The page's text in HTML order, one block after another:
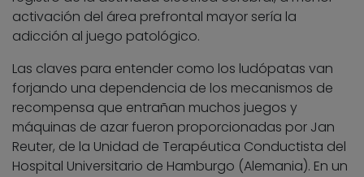
activación del área prefrontal mayor sería la
adicción al juego patológico.
Las claves para entender como los ludópatas van
forjando una dependencia de los mecanismos de
recompensa que entrañan muchos juegos y
máquinas de azar fueron proporcionadas por Jan
Reuter, de la Unidad de Terapéutica Conductista del
Hospital Universitario de Hamburgo (Alemania). En un